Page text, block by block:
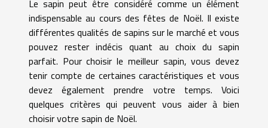
Le sapin peut être considéré comme un élément
indispensable au cours des fêtes de Noël. Il existe
différentes qualités de sapins sur le marché et vous
pouvez rester indécis quant au choix du sapin
parfait. Pour choisir le meilleur sapin, vous devez
tenir compte de certaines caractéristiques et vous
devez également prendre votre temps. Voici
quelques critères qui peuvent vous aider à bien
choisir votre sapin de Noël.